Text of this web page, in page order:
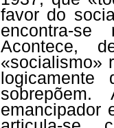
favor do
encontra-
Acontece,
«socialismo»
emancipador